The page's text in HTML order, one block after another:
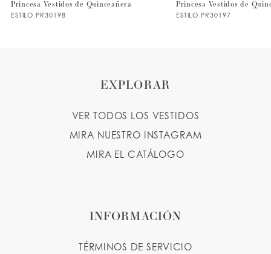
8
Princesa Vestidos de Quinceañera
ESTILO PR30198
Princesa Vestidos de
ESTILO PR30197
EXPLORAR
VER TODOS LOS VESTIDOS
MIRA NUESTRO INSTAGRAM
MIRA EL CATÁLOGO
INFORMACIÓN
TÉRMINOS DE SERVICIO